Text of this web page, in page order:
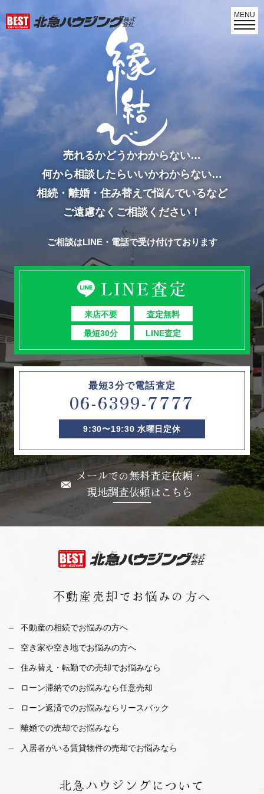
MENU
売れるかどうかわからない…
何から相談したらいいかわからない…
相続・離婚・住み替えで悩んでいるなど
ご遠慮なくご相談ください！
ご相談はLINE・電話で受け付けております
LINE査定
来店不要
査定無料
最短30分
LINE査定
最短3分で電話査定
06-6399-7777
9:30〜19:30 水曜日定休
メールでの無料査定依頼・
現地調査依頼はこちら
不動産売却で お悩みの方へ
不動産の相続でお悩みの方へ
空き家や空き地でお悩みの方へ
住み替え・転勤での売却でお悩みなら
ローン滞納でのお悩みなら任意売却
ローン返済でのお悩みならリースバック
離婚での売却でお悩みなら
入居者がいる賃貸物件の売却でお悩みなら
北急ハウジングについて